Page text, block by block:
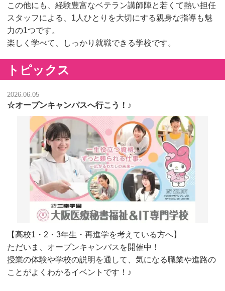
この他にも、経験豊富なベテラン講師陣と若くて熱い担任
スタッフによる、1人ひとりを大切にする親身な指導も魅
力の1つです。
楽しく学べて、しっかり就職できる学校です。
トピックス
2026.06.05
☆オープンキャンパスへ行こう！♪
【高校1・2・3年生・再進学を考えている方へ】
ただいま、オープンキャンパスを開催中！
授業の体験や学校の説明を通して、気になる職業や進路の
ことがよくわかるイベントです！♪